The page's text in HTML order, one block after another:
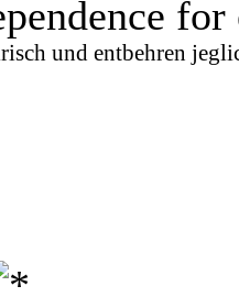
for
und entbehren